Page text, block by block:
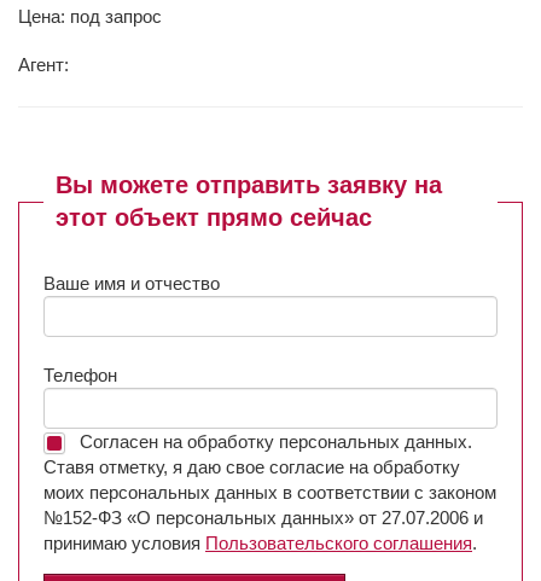
Цена: под запрос
Агент:
Вы можете отправить заявку на
этот объект прямо сейчас
Ваше имя и отчество
Телефон
Согласен на обработку персональных данных.
Ставя отметку, я даю свое согласие на обработку
моих персональных данных в соответствии с законом
№152-ФЗ «О персональных данных» от 27.07.2006 и
принимаю условия Пользовательского соглашения.